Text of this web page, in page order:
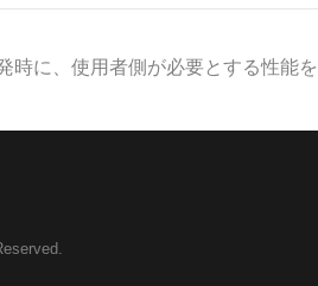
時に、使用者側が必要とする性能